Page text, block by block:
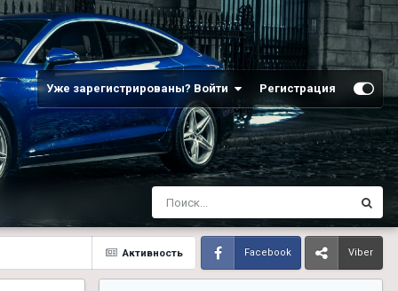
Уже зарегистрированы? Войти Регистрация
Активность Facebook Viber